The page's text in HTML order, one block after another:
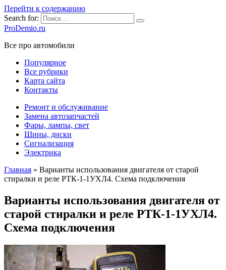
Перейти к содержанию
Search for:
ProDemio.ru
Все про автомобили
Популярное
Все рубрики
Карта сайта
Контакты
Ремонт и обслуживание
Замена автозапчастей
Фары, лампы, свет
Шины, диски
Сигнализация
Электрика
Главная » Варианты использования двигателя от старой
стиралки и реле РТК-1-1УХЛ4. Схема подключения
Варианты использования двигателя от
старой стиралки и реле РТК-1-1УХЛ4.
Схема подключения